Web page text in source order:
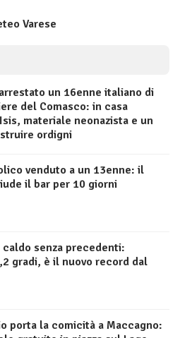
Varese
un 16enne italiano di
del Comasco: in casa
materiale neonazista e un
ordigni
venduto a un 13enne: il
il bar per 10 giorni
caldo senza precedenti:
gradi, è il nuovo record dal
porta la comicità a Maccagno: